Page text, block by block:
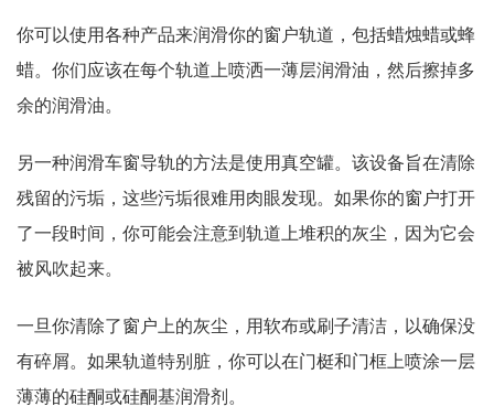
你可以使用各种产品来润滑你的窗户轨道，包括蜡烛蜡或蜂
蜡。你们应该在每个轨道上喷洒一薄层润滑油，然后擦掉多
余的润滑油。
另一种润滑车窗导轨的方法是使用真空罐。该设备旨在清除
残留的污垢，这些污垢很难用肉眼发现。如果你的窗户打开
了一段时间，你可能会注意到轨道上堆积的灰尘，因为它会
被风吹起来。
一旦你清除了窗户上的灰尘，用软布或刷子清洁，以确保没
有碎屑。如果轨道特别脏，你可以在门梃和门框上喷涂一层
薄薄的硅酮或硅酮基润滑剂。